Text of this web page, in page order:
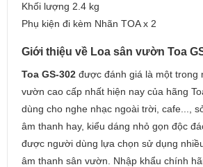
Khối lượng 2.4 kg
Phụ kiện đi kèm Nhãn TOA x 2
Giới thiệu về Loa sân vườn Toa
Toa GS-302 được đánh giá là một trong
vườn cao cấp nhất hiện nay của hãng
dùng cho nghe nhạc ngoài trời, cafe...,
âm thanh hay, kiểu dáng nhỏ gọn độc
được người dùng lựa chọn sử dụng
âm thanh sân vườn. Nhập khẩu chính